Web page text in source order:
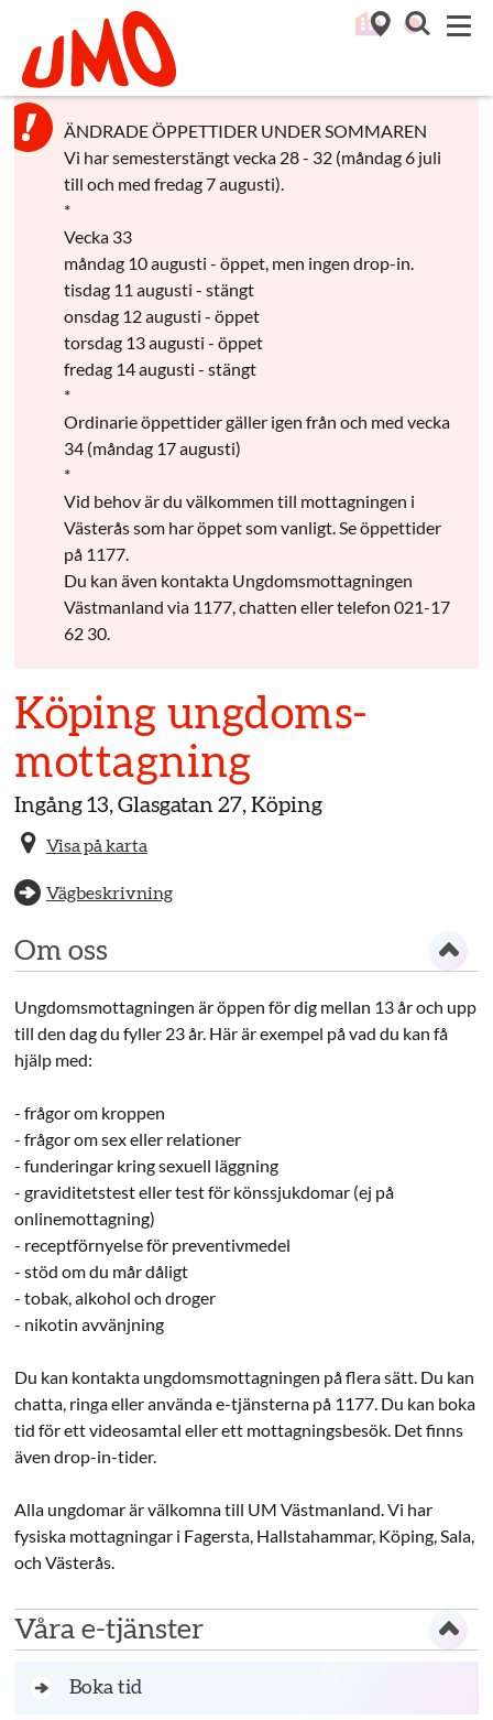
Till startsidan för Umo
ÄNDRADE ÖPPETTIDER UNDER SOMMAREN
Vi har semesterstängt vecka 28 - 32 (måndag 6 juli
till och med fredag 7 augusti).
*
Vecka 33
måndag 10 augusti - öppet, men ingen drop-in.
tisdag 11 augusti - stängt
onsdag 12 augusti - öppet
torsdag 13 augusti - öppet
fredag 14 augusti - stängt
*
Ordinarie öppettider gäller igen från och med vecka
34 (måndag 17 augusti)
*
Vid behov är du välkommen till mottagningen i
Västerås som har öppet som vanligt. Se öppettider
på 1177.
Du kan även kontakta Ungdomsmottagningen
Västmanland via 1177, chatten eller telefon 021-17
62 30.
Köping ungdoms­
mottagning
Ingång 13, Glasgatan 27, Köping
Visa på karta
Vägbeskrivning
Om oss
Ungdomsmottagningen är öppen för dig mellan 13 år och upp
till den dag du fyller 23 år. Här är exempel på vad du kan få
hjälp med:
- frågor om kroppen
- frågor om sex eller relationer
- funderingar kring sexuell läggning
- graviditetstest eller test för könssjukdomar (ej på
onlinemottagning)
- receptförnyelse för preventivmedel
- stöd om du mår dåligt
- tobak, alkohol och droger
- nikotin avvänjning
Du kan kontakta ungdomsmottagningen på flera sätt. Du kan
chatta, ringa eller använda e-tjänsterna på 1177. Du kan boka
tid för ett videosamtal eller ett mottagningsbesök. Det finns
även drop-in-tider.
Alla ungdomar är välkomna till UM Västmanland. Vi har
fysiska mottagningar i Fagersta, Hallstahammar, Köping, Sala,
och Västerås.
Våra e-tjänster
Boka tid